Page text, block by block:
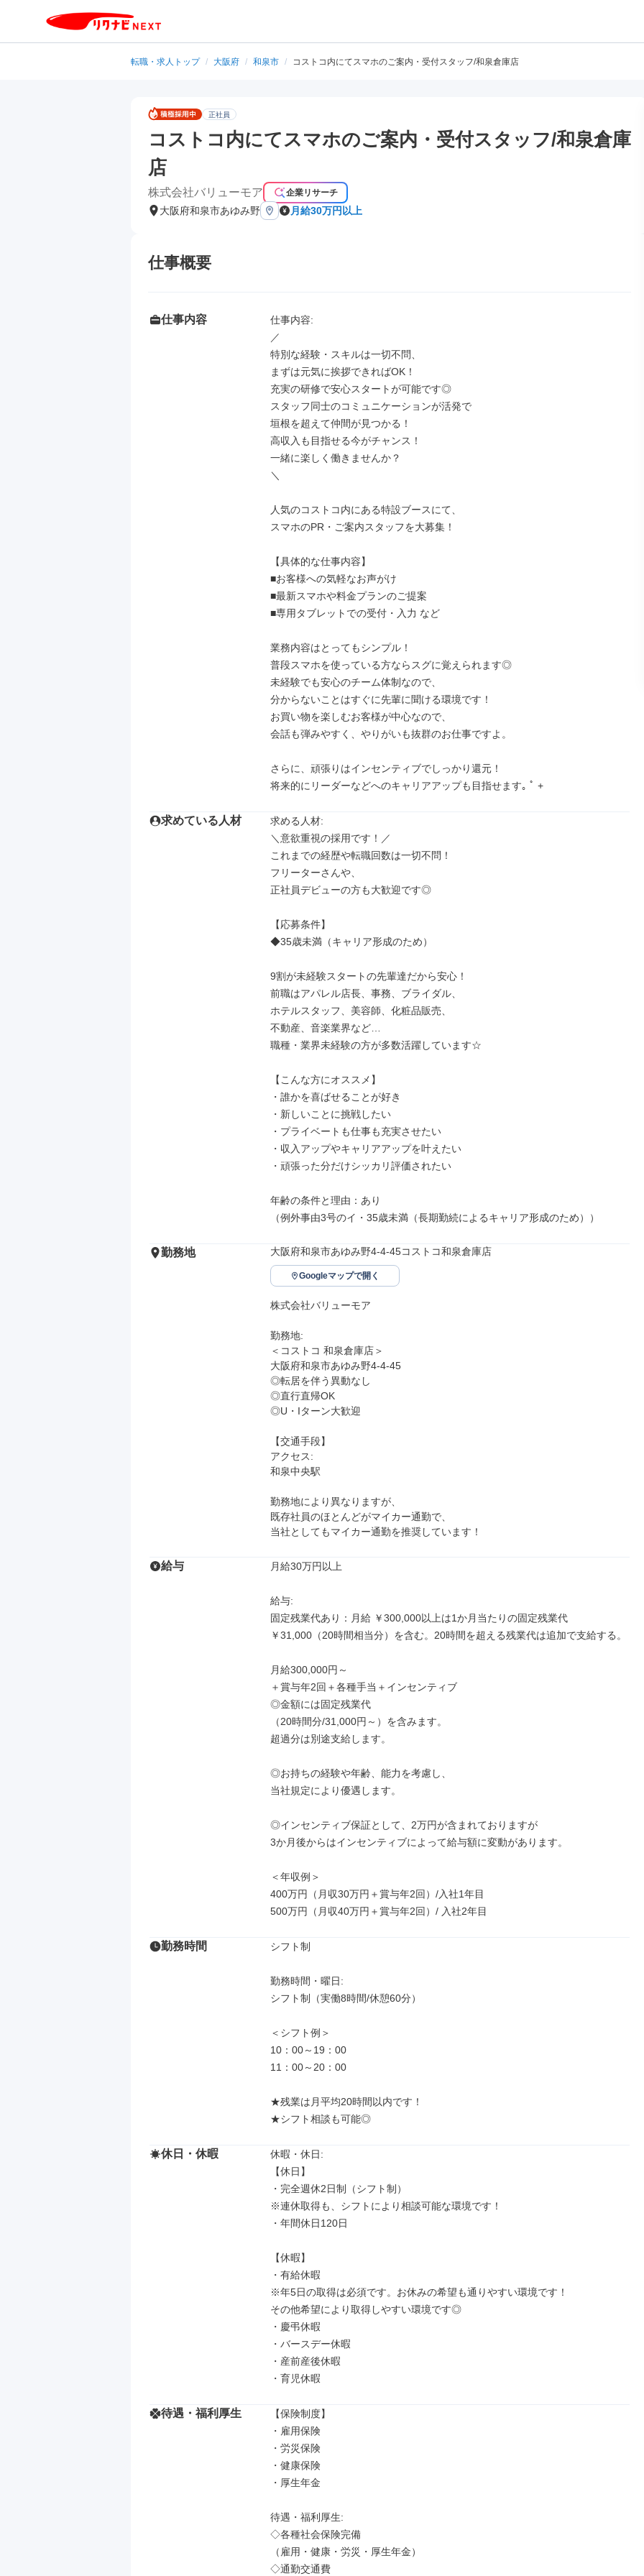
転職・求人トップ / 大阪府 / 和泉市 / コストコ内にてスマホのご案内・受付スタッフ/和泉倉庫店
正社員
コストコ内にてスマホのご案内・受付スタッフ/和泉倉庫
店
株式会社バリューモア 企業リサーチ
大阪府和泉市あゆみ野 月給30万円以上
仕事概要
仕事内容
仕事内容:
／
特別な経験・スキルは一切不問、
まずは元気に挨拶できればOK！
充実の研修で安心スタートが可能です◎
スタッフ同士のコミュニケーションが活発で
垣根を超えて仲間が見つかる！
高収入も目指せる今がチャンス！
一緒に楽しく働きませんか？
＼
人気のコストコ内にある特設ブースにて、
スマホのPR・ご案内スタッフを大募集！
【具体的な仕事内容】
■お客様への気軽なお声がけ
■最新スマホや料金プランのご提案
■専用タブレットでの受付・入力 など
業務内容はとってもシンプル！
普段スマホを使っている方ならスグに覚えられます◎
未経験でも安心のチーム体制なので、
分からないことはすぐに先輩に聞ける環境です！
お買い物を楽しむお客様が中心なので、
会話も弾みやすく、やりがいも抜群のお仕事ですよ。
さらに、頑張りはインセンティブでしっかり還元！
将来的にリーダーなどへのキャリアアップも目指せます｡ ﾟ +
求めている人材
求める人材:
＼意欲重視の採用です！／
これまでの経歴や転職回数は一切不問！
フリーターさんや、
正社員デビューの方も大歓迎です◎
【応募条件】
◆35歳未満（キャリア形成のため）
9割が未経験スタートの先輩達だから安心！
前職はアパレル店長、事務、ブライダル、
ホテルスタッフ、美容師、化粧品販売、
不動産、音楽業界など…
職種・業界未経験の方が多数活躍しています☆
【こんな方にオススメ】
・誰かを喜ばせることが好き
・新しいことに挑戦したい
・プライベートも仕事も充実させたい
・収入アップやキャリアアップを叶えたい
・頑張った分だけシッカリ評価されたい
年齢の条件と理由：あり
（例外事由3号のイ・35歳未満（長期勤続によるキャリア形成のため））
勤務地 大阪府和泉市あゆみ野4-4-45コストコ和泉倉庫店
Googleマップで開く
株式会社バリューモア
勤務地:
＜コストコ 和泉倉庫店＞
大阪府和泉市あゆみ野4-4-45
◎転居を伴う異動なし
◎直行直帰OK
◎U・Iターン大歓迎
【交通手段】
アクセス:
和泉中央駅
勤務地により異なりますが、
既存社員のほとんどがマイカー通勤で、
当社としてもマイカー通勤を推奨しています！
給与 月給30万円以上
給与:
固定残業代あり：月給 ￥300,000以上は1か月当たりの固定残業代
￥31,000（20時間相当分）を含む。20時間を超える残業代は追加で支給する。
月給300,000円～
＋賞与年2回＋各種手当＋インセンティブ
◎金額には固定残業代
（20時間分/31,000円～）を含みます。
超過分は別途支給します。
◎お持ちの経験や年齢、能力を考慮し、
当社規定により優遇します。
◎インセンティブ保証として、2万円が含まれておりますが
3か月後からはインセンティブによって給与額に変動があります。
＜年収例＞
400万円（月収30万円＋賞与年2回）/入社1年目
500万円（月収40万円＋賞与年2回）/ 入社2年目
勤務時間 シフト制
勤務時間・曜日:
シフト制（実働8時間/休憩60分）
＜シフト例＞
10：00～19：00
11：00～20：00
★残業は月平均20時間以内です！
★シフト相談も可能◎
休日・休暇
休暇・休日:
【休日】
・完全週休2日制（シフト制）
※連休取得も、シフトにより相談可能な環境です！
・年間休日120日
【休暇】
・有給休暇
※年5日の取得は必須です。お休みの希望も通りやすい環境です！
その他希望により取得しやすい環境です◎
・慶弔休暇
・バースデー休暇
・産前産後休暇
・育児休暇
待遇・福利厚生
【保険制度】
・雇用保険
・労災保険
・健康保険
・厚生年金
待遇・福利厚生:
◇各種社会保険完備
（雇用・健康・労災・厚生年金）
◇通勤交通費